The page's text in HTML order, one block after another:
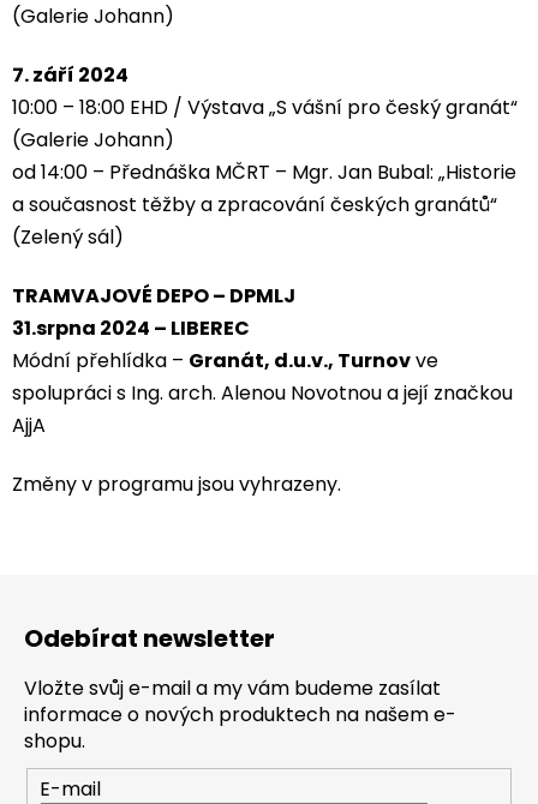
(Galerie Johann)
7. září 2024
10:00 – 18:00 EHD / Výstava „S vášní pro český granát“
(Galerie Johann)
od 14:00 – Přednáška MČRT – Mgr. Jan Bubal: „Historie
a současnost těžby a zpracování českých granátů“
(Zelený sál)
TRAMVAJOVÉ DEPO – DPMLJ
31.srpna 2024 – LIBEREC
Módní přehlídka – Granát, d.u.v., Turnovve
spolupráci s Ing. arch. Alenou Novotnou a její značkou
AjjA
Změny v programu jsou vyhrazeny.
Odebírat newsletter
Vložte svůj e-mail a my vám budeme zasílat
informace o nových produktech na našem e-
shopu.
E-mail